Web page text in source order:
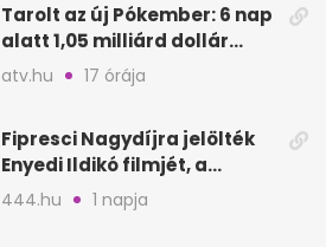
Tarolt az új Pókember: 6 nap
alatt 1,05 milliárd dollár
bevétel
atv.hu 17 órája
Fipresci Nagydíjra jelölték
Enyedi Ildikó filmjét, a
Csendes barátot
444.hu 1 napja